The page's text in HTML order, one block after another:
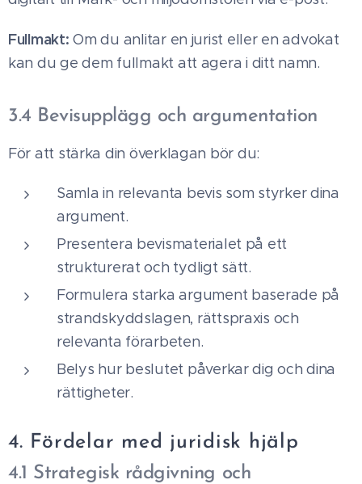
Fullmakt: Om du anlitar en jurist eller en advokat
kan du ge dem fullmakt att agera i ditt namn.
3.4 Bevisupplägg och argumentation
För att stärka din överklagan bör du:
Samla in relevanta bevis som styrker dina
argument.
Presentera bevismaterialet på ett
strukturerat och tydligt sätt.
Formulera starka argument baserade på
strandskyddslagen, rättspraxis och
relevanta förarbeten.
Belys hur beslutet påverkar dig och dina
rättigheter.
4. Fördelar med juridisk hjälp
4.1 Strategisk rådgivning och